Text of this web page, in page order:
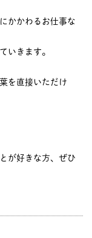
かかわるお仕事な
いきます。
を直接いただけ
が好きな方、ぜひ